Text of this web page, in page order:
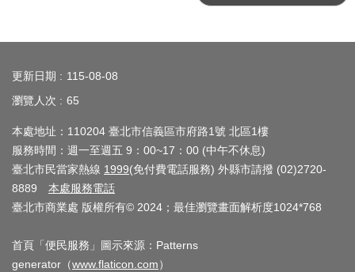
業
發
與
輔
導
商
廊
更新日期
115-08-08
瀏覽人次
65
本處地址：110204 臺北市信義區市府路1號 北區1樓
服務時間：週一至週五 9：00~17：00 (中午不休息)
臺北市民當家熱線 1999(免付費電話服務) 外縣市請撥 (02)2720-
8889 本處服務電話
臺北市商業處 版權所有© 2024；最佳瀏覽畫面解析度1024*768
首頁「便民服務」圖示來源：Patterns
generator（www.flaticon.com）